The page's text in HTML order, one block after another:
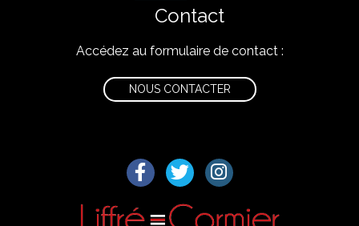
Contact
Accédez au formulaire de contact :
NOUS CONTACTER
Lien vers le compte Facebook
Lien vers le compte Twitter
Lien vers le compte